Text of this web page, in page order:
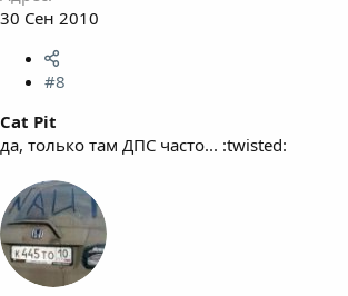
30 Сен 2010
#8
Cat Pit
да, только там ДПС часто... :twisted: